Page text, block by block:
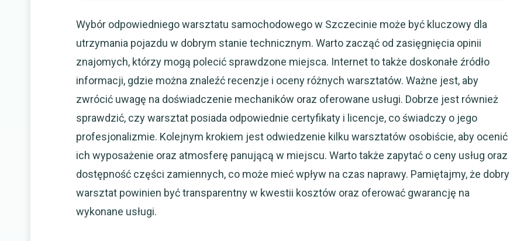
Wybór odpowiedniego warsztatu samochodowego w Szczecinie może być kluczowy dla
utrzymania pojazdu w dobrym stanie technicznym. Warto zacząć od zasięgnięcia opinii
znajomych, którzy mogą polecić sprawdzone miejsca. Internet to także doskonałe źródło
informacji, gdzie można znaleźć recenzje i oceny różnych warsztatów. Ważne jest, aby
zwrócić uwagę na doświadczenie mechaników oraz oferowane usługi. Dobrze jest również
sprawdzić, czy warsztat posiada odpowiednie certyfikaty i licencje, co świadczy o jego
profesjonalizmie. Kolejnym krokiem jest odwiedzenie kilku warsztatów osobiście, aby ocenić
ich wyposażenie oraz atmosferę panującą w miejscu. Warto także zapytać o ceny usług oraz
dostępność części zamiennych, co może mieć wpływ na czas naprawy. Pamiętajmy, że dobry
warsztat powinien być transparentny w kwestii kosztów oraz oferować gwarancję na
wykonane usługi.